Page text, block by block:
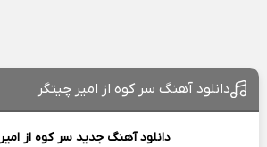
دانلود آهنگ سر کوه از امیر چیتگر
دانلود آهنگ جدید سر کوه از